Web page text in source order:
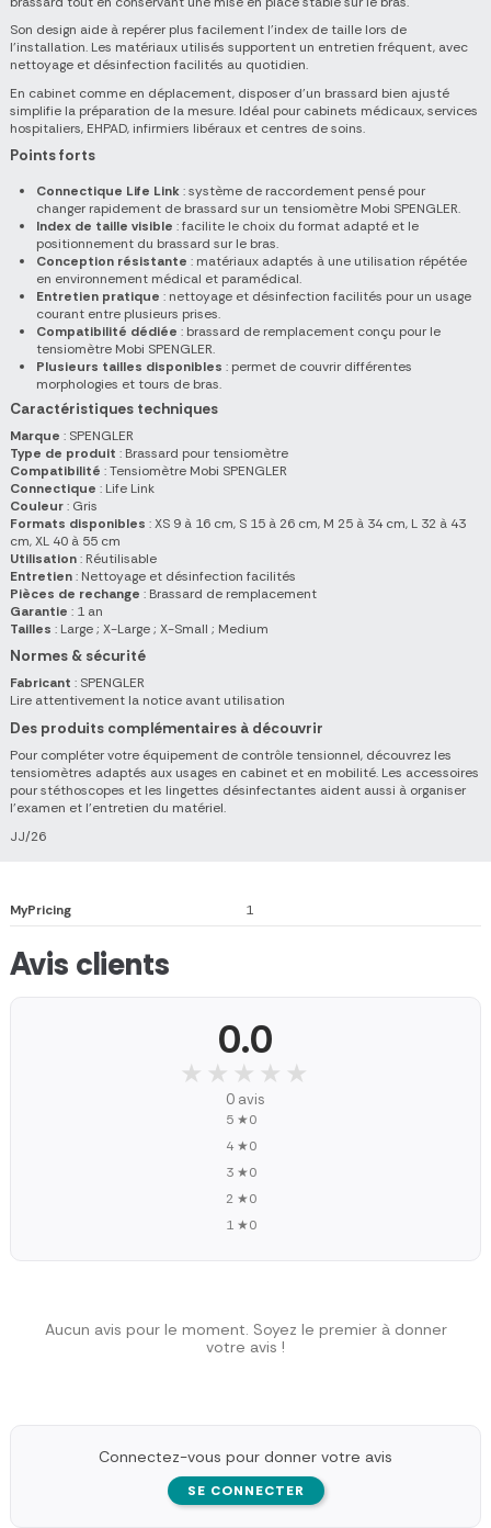
Son design aide à repérer plus facilement l'index de taille lors de
l'installation. Les matériaux utilisés supportent un entretien fréquent, avec
nettoyage et désinfection facilités au quotidien.
En cabinet comme en déplacement, disposer d'un brassard bien ajusté
simplifie la préparation de la mesure. Idéal pour cabinets médicaux, services
hospitaliers, EHPAD, infirmiers libéraux et centres de soins.
Points forts
Connectique Life Link: système de raccordement pensé pour
changer rapidement de brassard sur un tensiomètre Mobi SPENGLER.
Index de taille visible : facilite le choix du format adapté et le
positionnement du brassard sur le bras.
Conception résistante : matériaux adaptés à une utilisation répétée
en environnement médical et paramédical.
Entretien pratique : nettoyage et désinfection facilités pour un usage
courant entre plusieurs prises.
Compatibilité dédiée : brassard de remplacement conçu pour le
tensiomètre Mobi SPENGLER.
Plusieurs tailles disponibles : permet de couvrir différentes
morphologies et tours de bras.
Caractéristiques techniques
Marque : SPENGLER
Type de produit : Brassard pour tensiomètre
Compatibilité : Tensiomètre Mobi SPENGLER
Connectique : Life Link
Couleur: Gris
Formats disponibles : XS 9 à 16 cm, S 15 à 26 cm, M 25 à 34 cm, L 32 à 43
cm, XL 40 à 55 cm
Utilisation: Réutilisable
Entretien: Nettoyage et désinfection facilités
Pièces de rechange : Brassard de remplacement
Garantie : 1 an
Tailles : Large ; X-Large ; X-Small ; Medium
Normes & sécurité
Fabricant : SPENGLER
Lire attentivement la notice avant utilisation
Des produits complémentaires à découvrir
Pour compléter votre équipement de contrôle tensionnel, découvrez les
tensiomètres adaptés aux usages en cabinet et en mobilité. Les accessoires
pour stéthoscopes et les lingettes désinfectantes aident aussi à organiser
l'examen et l'entretien du matériel.
JJ/26
MyPricing 1
Avis clients
0.0
★★★★★
★★★★★
0 avis
5 ★0
4 ★0
3 ★0
2 ★0
1 ★0
Aucun avis pour le moment. Soyez le premier à donner
votre avis !
Connectez-vous pour donner votre avis
SE CONNECTER